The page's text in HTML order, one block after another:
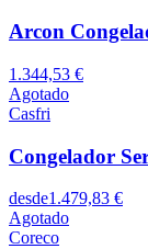
Arcon
1.344,53 €
Agotado
Casfri
Congelador
desde1.479,83 €
Agotado
Coreco